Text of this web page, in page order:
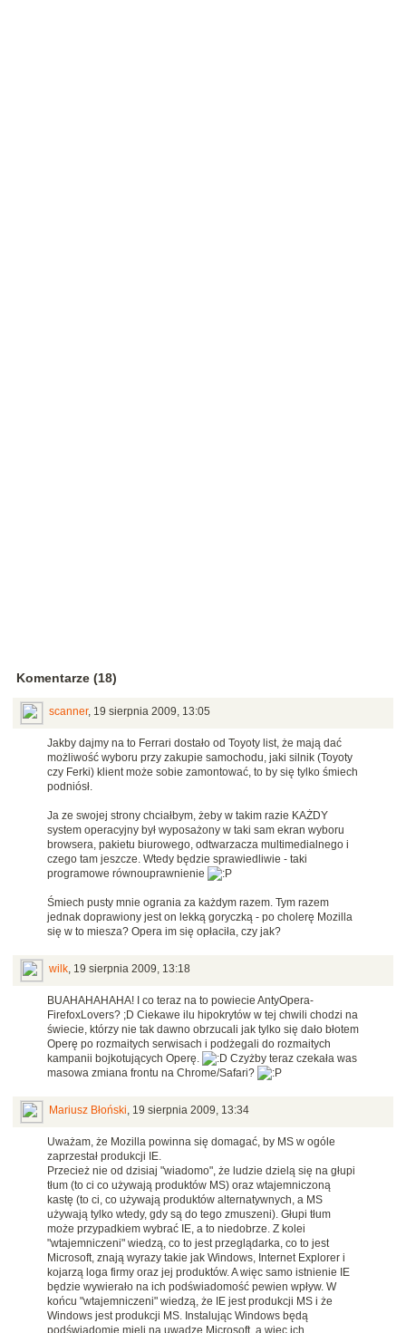
Komentarze (18)
scanner, 19 sierpnia 2009, 13:05
Jakby dajmy na to Ferrari dostało od Toyoty list, że mają dać
możliwość wyboru przy zakupie samochodu, jaki silnik (Toyoty
czy Ferki) klient może sobie zamontować, to by się tylko śmiech
podniósł.
Ja ze swojej strony chciałbym, żeby w takim razie KAŻDY
system operacyjny był wyposażony w taki sam ekran wyboru
browsera, pakietu biurowego, odtwarzacza multimedialnego i
czego tam jeszcze. Wtedy będzie sprawiedliwie - taki
programowe równouprawnienie
Śmiech pusty mnie ogrania za każdym razem. Tym razem
jednak doprawiony jest on lekką goryczką - po cholerę Mozilla
się w to miesza? Opera im się opłaciła, czy jak?
wilk, 19 sierpnia 2009, 13:18
BUAHAHAHAHA! I co teraz na to powiecie AntyOpera-
FirefoxLovers? ;D Ciekawe ilu hipokrytów w tej chwili chodzi na
świecie, którzy nie tak dawno obrzucali jak tylko się dało błotem
Operę po rozmaitych serwisach i podżegali do rozmaitych
kampanii bojkotujących Operę.
Czyżby teraz czekała was
masowa zmiana frontu na Chrome/Safari?
Mariusz Błoński, 19 sierpnia 2009, 13:34
Uważam, że Mozilla powinna się domagać, by MS w ogóle
zaprzestał produkcji IE.
Przecież nie od dzisiaj "wiadomo", że ludzie dzielą się na głupi
tłum (to ci co używają produktów MS) oraz wtajemniczoną
kastę (to ci, co używają produktów alternatywnych, a MS
używają tylko wtedy, gdy są do tego zmuszeni). Głupi tłum
może przypadkiem wybrać IE, a to niedobrze. Z kolei
"wtajemniczeni" wiedzą, co to jest przeglądarka, co to jest
Microsoft, znają wyrazy takie jak Windows, Internet Explorer i
kojarzą loga firmy oraz jej produktów. A więc samo istnienie IE
będzie wywierało na ich podświadomość pewien wpływ. W
końcu "wtajemniczeni" wiedzą, że IE jest produkcji MS i że
Windows jest produkcji MS. Instalując Windows będą